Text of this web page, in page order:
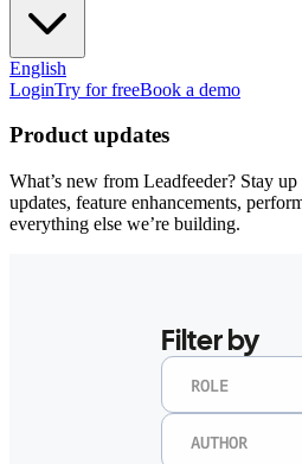
English
LoginTry for freeBook a demo
Product updates
What’s new from Leadfeeder? Stay
updates, feature enhancements,
everything else we’re building.
Filter by